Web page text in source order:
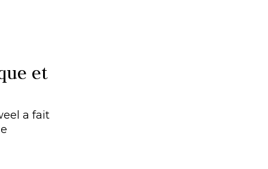
et
a fait